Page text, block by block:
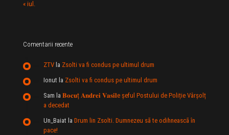
« iul.
Comentarii recente
ZTV la Zsolti va fi condus pe ultimul drum
Ionut la Zsolti va fi condus pe ultimul drum
Sam la 𝐁𝐨𝐜𝐮ț 𝐀𝐧𝐝𝐫𝐞𝐢 𝐕𝐚𝐬𝐢𝐥e şeful Postului de Poliție Vârșolț
a decedat
Un_Baiat la Drum lin Zsolti. Dumnezeu sã te odihneascã în
pace!